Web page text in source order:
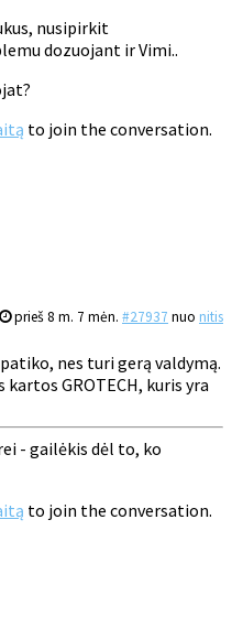
nusipirkit
dozuojant ir Vimi..
to join the conversation.
prieš 8 m. 7 mėn. #27937 nuo nitis
nes turi gerą valdymą.
GROTECH, kuris yra
- gailėkis dėl to, ko
to join the conversation.